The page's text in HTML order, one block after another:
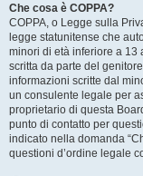
Che cosa è COPPA?
COPPA, o Legge sulla
legge statunitense che
minori di età inferiore a 13
scritta da parte del
informazioni scritte dal
un consulente legale per
proprietario di questa
punto di contatto per
indicato nella domanda
questioni d’ordine legale